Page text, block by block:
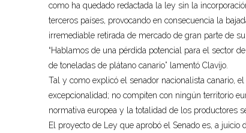
como ha quedado redactada la ley sin la
terceros países, provocando en consecuencia la
irremediable retirada de mercado de gran parte de
“Hablamos de una pérdida potencial para el sector
de toneladas de plátano canario” lamentó Clavijo.
Tal y como explicó el senador nacionalista canario,
excepcionalidad; no compiten con ningún territorio
normativa europea y la totalidad de los productores
El proyecto de Ley que aprobó el Senado es, a